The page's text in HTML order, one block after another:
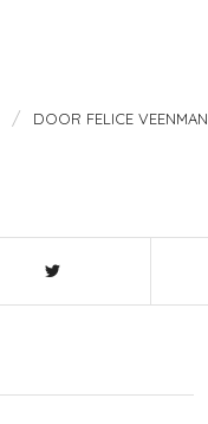
/ DOOR FELICE VEENMAN